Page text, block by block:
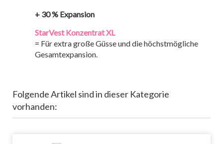
+ 30 % Expansion
StarVest Konzentrat XL
= Für extra große Güsse und die höchstmögliche
Gesamtexpansion.
Folgende Artikel sind in dieser Kategorie
vorhanden: